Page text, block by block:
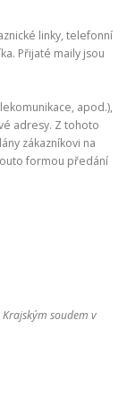
linky, telefonní
Přijaté maily jsou
apod.),
adresy. Z tohoto
zákazníkovi na
formou předání
soudem v